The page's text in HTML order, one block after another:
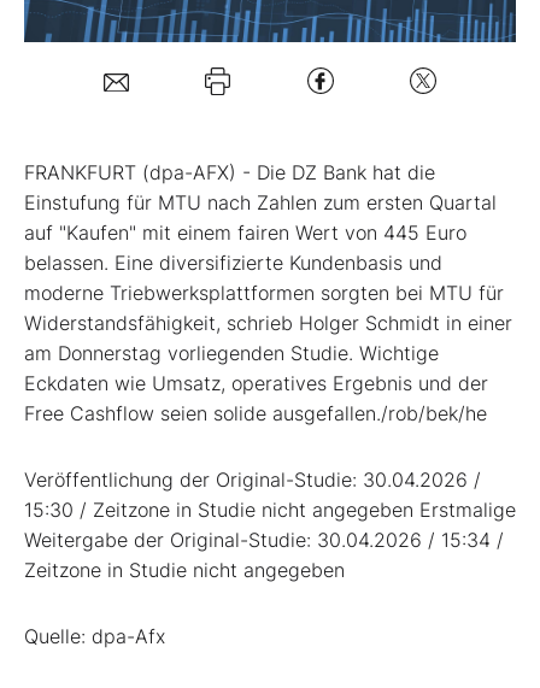
FRANKFURT (dpa-AFX) - Die DZ Bank hat die
Einstufung für MTU nach Zahlen zum ersten Quartal
auf "Kaufen" mit einem fairen Wert von 445 Euro
belassen. Eine diversifizierte Kundenbasis und
moderne Triebwerksplattformen sorgten bei MTU für
Widerstandsfähigkeit, schrieb Holger Schmidt in einer
am Donnerstag vorliegenden Studie. Wichtige
Eckdaten wie Umsatz, operatives Ergebnis und der
Free Cashflow seien solide ausgefallen./rob/bek/he
Veröffentlichung der Original-Studie: 30.04.2026 /
15:30 / Zeitzone in Studie nicht angegeben Erstmalige
Weitergabe der Original-Studie: 30.04.2026 / 15:34 /
Zeitzone in Studie nicht angegeben
Quelle: dpa-Afx